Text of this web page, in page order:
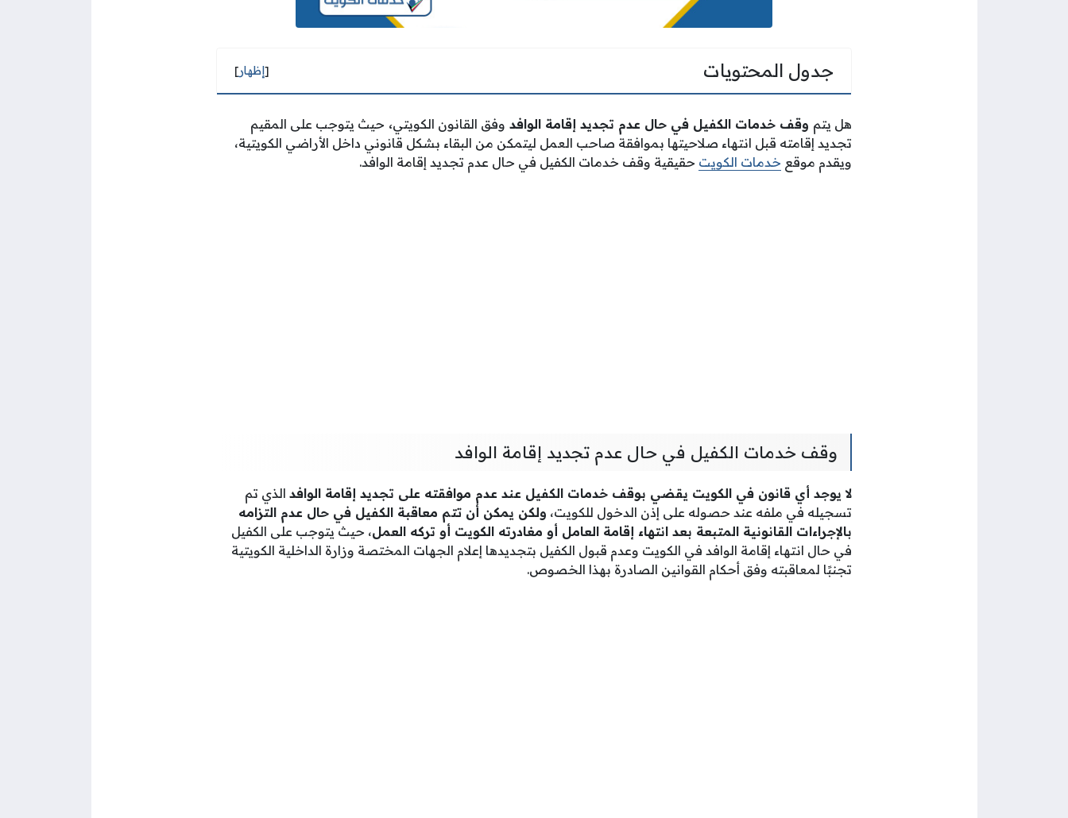
جدول المحتويات [إظهار]
هل يتم وقف خدمات الكفيل في حال عدم تجديد إقامة الوافد وفق القانون الكويتي، حيث يتوجب على المقيم
تجديد إقامته قبل انتهاء صلاحيتها بموافقة صاحب العمل ليتمكن من البقاء بشكل قانوني داخل الأراضي الكويتية،
ويقدم موقع خدمات الكويت حقيقية وقف خدمات الكفيل في حال عدم تجديد إقامة الوافد.
وقف خدمات الكفيل في حال عدم تجديد إقامة الوافد
لا يوجد أي قانون في الكويت يقضي بوقف خدمات الكفيل عند عدم موافقته على تجديد إقامة الوافد الذي تم
تسجيله في ملفه عند حصوله على إذن الدخول للكويت، ولكن يمكن أن تتم معاقبة الكفيل في حال عدم التزامه
بالإجراءات القانونية المتبعة بعد انتهاء إقامة العامل أو مغادرته الكويت أو تركه العمل، حيث يتوجب على الكفيل
في حال انتهاء إقامة الوافد في الكويت وعدم قبول الكفيل بتجديدها إعلام الجهات المختصة وزارة الداخلية الكويتية
تجنبًا لمعاقبته وفق أحكام القوانين الصادرة بهذا الخصوص.